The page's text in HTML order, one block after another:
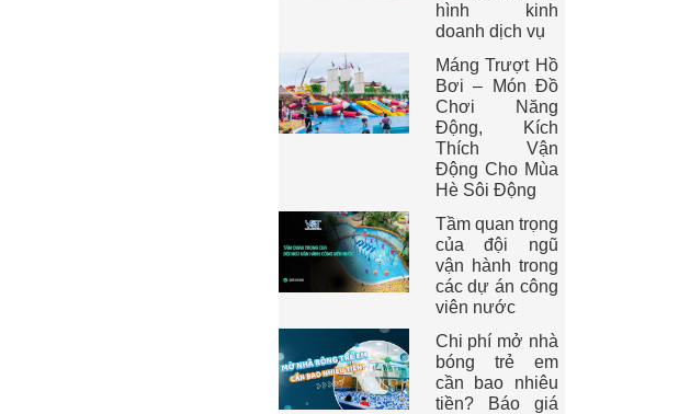
hình kinh
doanh dịch vụ
Máng Trượt Hồ
Bơi – Món Đồ
Chơi Năng
Động, Kích
Thích Vận
Động Cho Mùa
Hè Sôi Động
Tầm quan trọng
của đội ngũ
vận hành trong
các dự án công
viên nước
Chi phí mở nhà
bóng trẻ em
cần bao nhiêu
tiền? Báo giá